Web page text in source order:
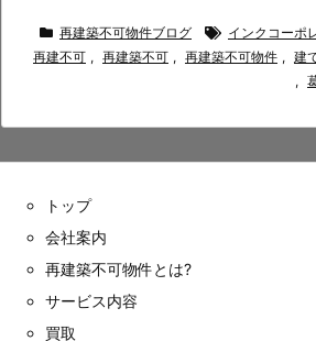
再建築不可物件ブログ インクコーポ
再建不可 , 再建築不可 , 再建築不可物件 , 建
,
トップ
会社案内
再建築不可物件とは?
サービス内容
買取